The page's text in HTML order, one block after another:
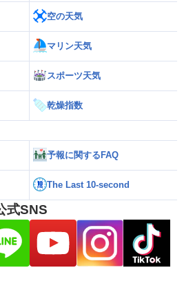
空の天気
マリン天気
スポーツ天気
乾燥指数
予報に関するFAQ
The Last 10-second
式SNS